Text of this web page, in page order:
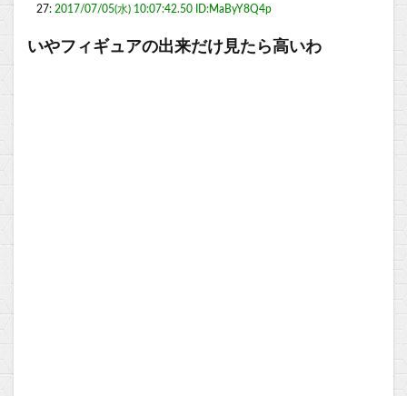
27: 2017/07/05(水) 10:07:42.50 ID:MaByY8Q4p
いやフィギュアの出来だけ見たら高いわ